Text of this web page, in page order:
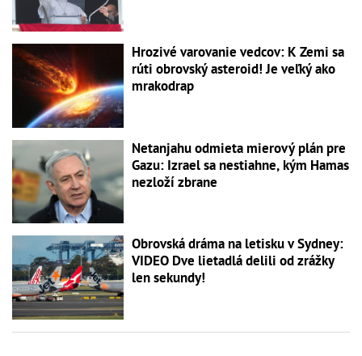
Hrozivé varovanie vedcov: K Zemi sa
rúti obrovský asteroid! Je veľký ako
mrakodrap
Netanjahu odmieta mierový plán pre
Gazu: Izrael sa nestiahne, kým Hamas
nezloží zbrane
Obrovská dráma na letisku v Sydney:
VIDEO Dve lietadlá delili od zrážky
len sekundy!